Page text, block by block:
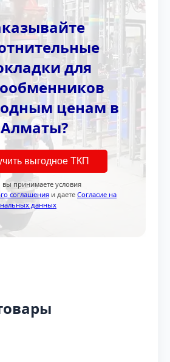
для
ценам в
Алматы?
выгодное ТКП
принимаете условия
соглашения и даете Согласие на
данных